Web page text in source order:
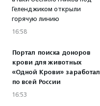
Геленджиком открыли
горячую линию
16:58
Портал поиска доноров
крови для животных
«Одной Крови» заработал
по всей России
16:53